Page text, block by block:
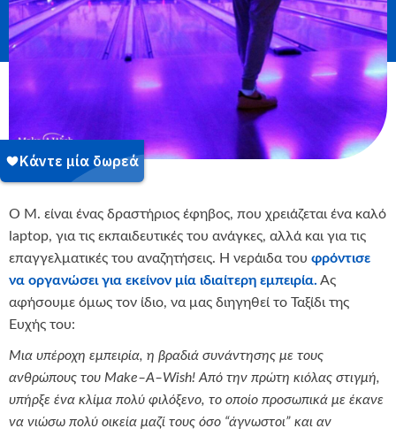
Ο Μ. είναι ένας δραστήριος έφηβος, που χρειάζεται ένα καλό
laptop, για τις εκπαιδευτικές του ανάγκες, αλλά και για τις
επαγγελματικές του αναζητήσεις. Η νεράιδα του φρόντισε
να οργανώσει για εκείνον μία ιδιαίτερη εμπειρία. Ας
αφήσουμε όμως τον ίδιο, να μας διηγηθεί το Ταξίδι της
Ευχής του:
Μια υπέροχη εμπειρία, η βραδιά συνάντησης με τους
ανθρώπους του Make–A–Wish! Από την πρώτη κιόλας στιγμή,
υπήρξε ένα κλίμα πολύ φιλόξενο, το οποίο προσωπικά με έκανε
να νιώσω πολύ οικεία μαζί τους όσο “άγνωστοι” και αν